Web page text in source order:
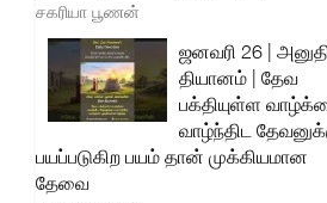
சகரியா பூணன்
ஜனவரி 26 |
தியானம் | தேவ
பக்தியுள்ள
வாழ்ந்திட
பயப்படுகிற பயம் தான் முக்கியமான
தேவை